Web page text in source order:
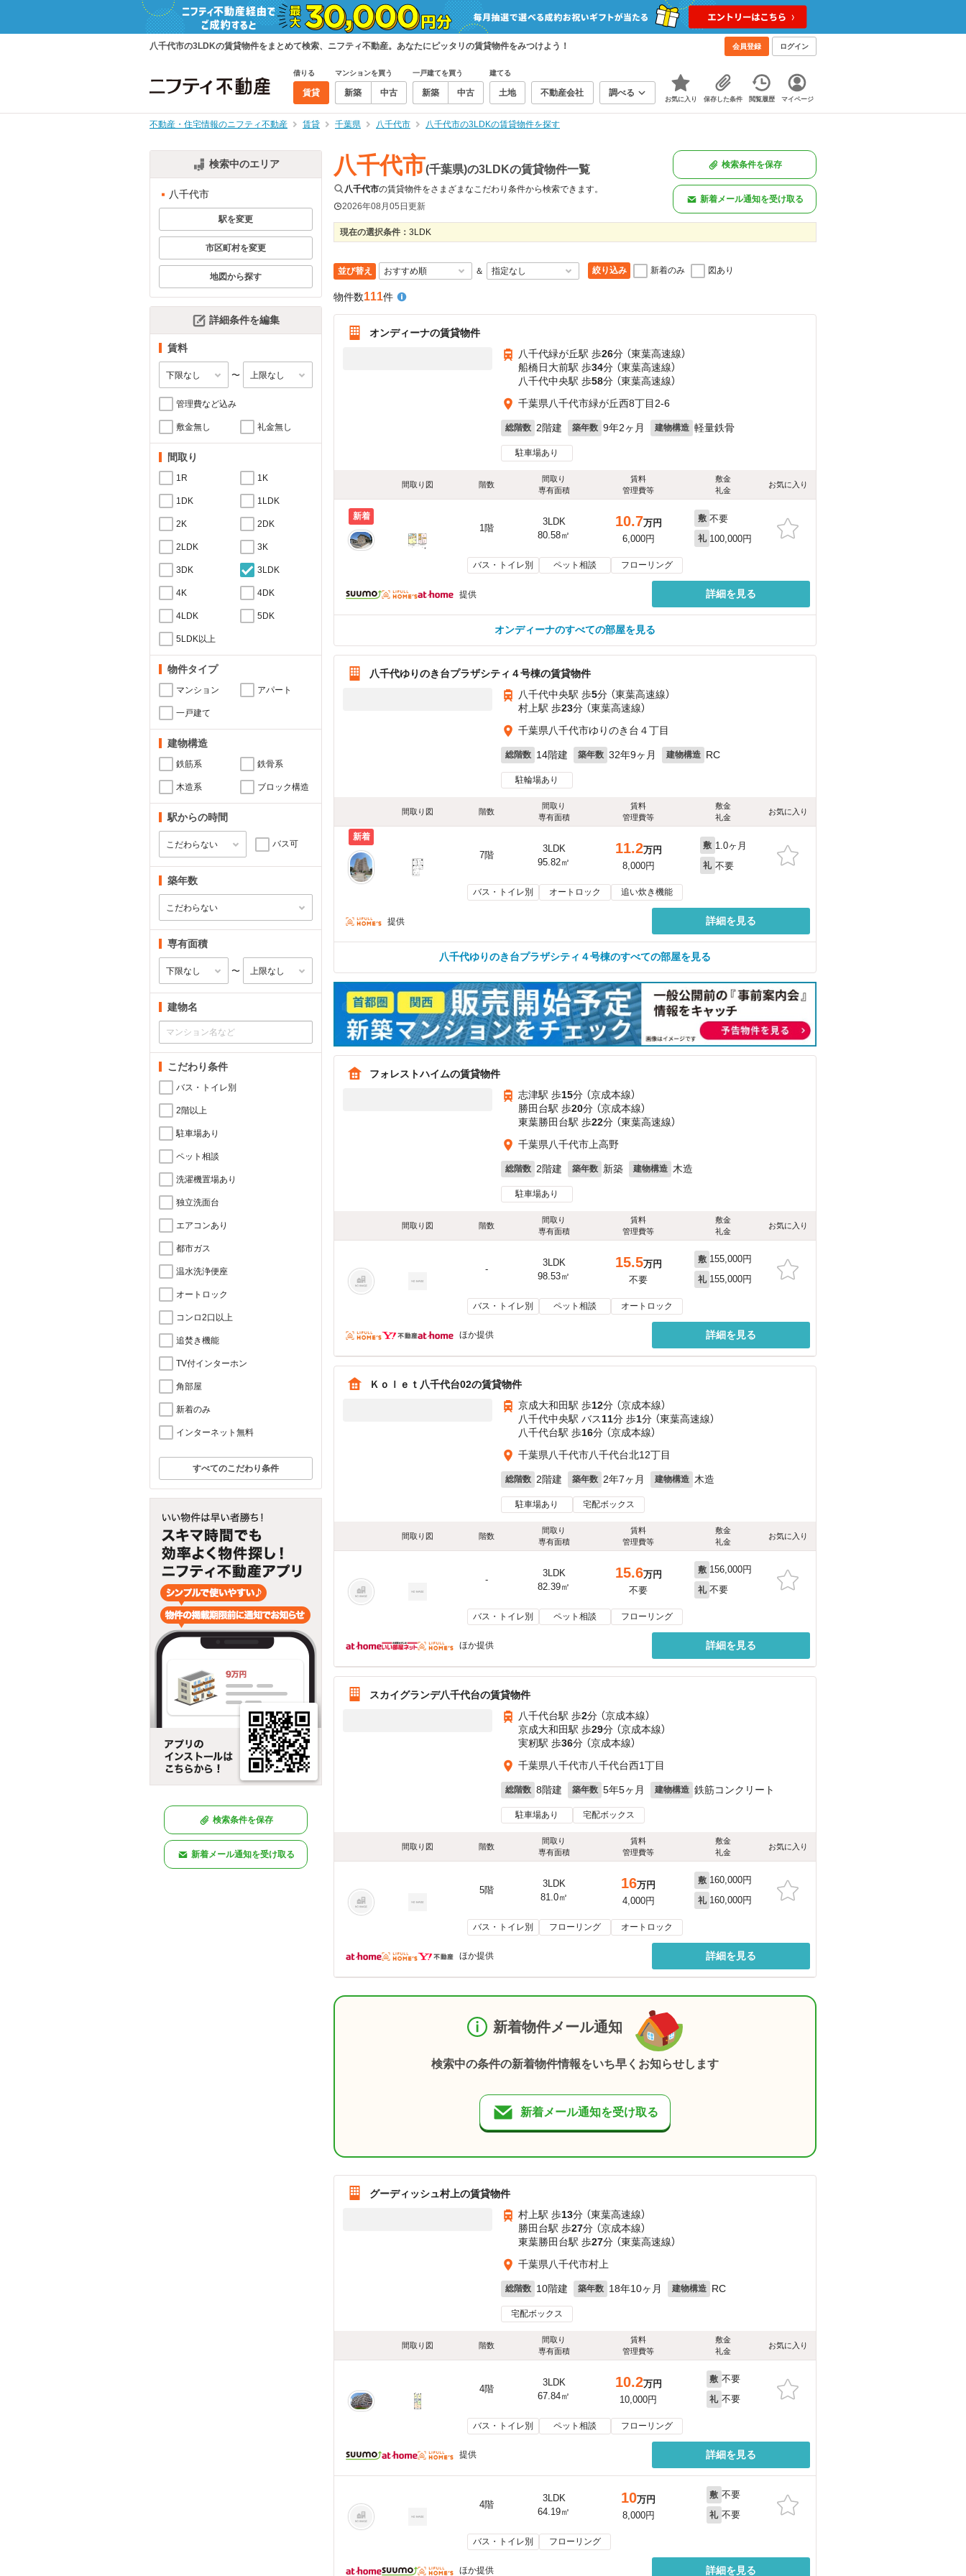
八千代市の3LDKの賃貸物件をまとめて検索、ニフティ不動産。あなたにピッタリの賃貸物件をみつけよう！ 会員登録 ログイン
借りる
賃貸
マンションを買う
新築 中古
一戸建てを買う
新築 中古
建てる
土地 不動産会社 調べる
お気に入り 保存した条件 閲覧履歴 マイページ
不動産・住宅情報のニフティ不動産 賃貸 千葉県 八千代市 八千代市の3LDKの賃貸物件を探す
検索中のエリア
八千代市
駅を変更
市区町村を変更
地図から探す
詳細条件を編集
賃料
〜
管理費など込み
敷金無し 礼金無し
間取り
1R 1K
1DK 1LDK
2K 2DK
2LDK 3K
3DK 3LDK
4K 4DK
4LDK 5DK
5LDK以上
物件タイプ
マンション アパート
一戸建て
建物構造
鉄筋系 鉄骨系
木造系 ブロック構造
駅からの時間
バス可
築年数
専有面積
〜
建物名
こだわり条件
バス・トイレ別
2階以上
駐車場あり
ペット相談
洗濯機置場あり
独立洗面台
エアコンあり
都市ガス
温水洗浄便座
オートロック
コンロ2口以上
追焚き機能
TV付インターホン
角部屋
新着のみ
インターネット無料
すべてのこだわり条件
検索条件を保存
新着メール通知を受け取る
八千代市(千葉県)の3LDKの賃貸物件一覧
八千代市の賃貸物件をさまざまなこだわり条件から検索できます。
2026年08月05日更新
検索条件を保存
新着メール通知を受け取る
現在の選択条件： 3LDK
並び替え ＆ 絞り込み 新着のみ 図あり
物件数111件
オンディーナの賃貸物件
八千代緑が丘駅 歩26分 （東葉高速線）
船橋日大前駅 歩34分 （東葉高速線）
八千代中央駅 歩58分 （東葉高速線）
千葉県八千代市緑が丘西8丁目2-6
総階数 2階建 築年数 9年2ヶ月 建物構造 軽量鉄骨
駐車場あり
間取り図 階数
間取り
専有面積
賃料
管理費等
敷金
礼金
お気に入り
新着
1階
3LDK
80.58㎡
10.7万円
6,000円
敷 不要
礼 100,000円
バス・トイレ別 ペット相談 フローリング
提供 詳細を見る
オンディーナのすべての部屋を見る
八千代ゆりのき台プラザシティ４号棟の賃貸物件
八千代中央駅 歩5分 （東葉高速線）
村上駅 歩23分 （東葉高速線）
千葉県八千代市ゆりのき台４丁目
総階数 14階建 築年数 32年9ヶ月 建物構造 RC
駐輪場あり
間取り図 階数
間取り
専有面積
賃料
管理費等
敷金
礼金
お気に入り
新着
7階
3LDK
95.82㎡
11.2万円
8,000円
敷 1.0ヶ月
礼 不要
バス・トイレ別 オートロック 追い炊き機能
提供 詳細を見る
八千代ゆりのき台プラザシティ４号棟のすべての部屋を見る
フォレストハイムの賃貸物件
志津駅 歩15分 （京成本線）
勝田台駅 歩20分 （京成本線）
東葉勝田台駅 歩22分 （東葉高速線）
千葉県八千代市上高野
総階数 2階建 築年数 新築 建物構造 木造
駐車場あり
間取り図 階数
間取り
専有面積
賃料
管理費等
敷金
礼金
お気に入り
-
3LDK
98.53㎡
15.5万円
不要
敷 155,000円
礼 155,000円
バス・トイレ別 ペット相談 オートロック
ほか提供 詳細を見る
Ｋｏｌｅｔ八千代台02の賃貸物件
京成大和田駅 歩12分 （京成本線）
八千代中央駅 バス11分 歩1分 （東葉高速線）
八千代台駅 歩16分 （京成本線）
千葉県八千代市八千代台北12丁目
総階数 2階建 築年数 2年7ヶ月 建物構造 木造
駐車場あり 宅配ボックス
間取り図 階数
間取り
専有面積
賃料
管理費等
敷金
礼金
お気に入り
-
3LDK
82.39㎡
15.6万円
不要
敷 156,000円
礼 不要
バス・トイレ別 ペット相談 フローリング
ほか提供 詳細を見る
スカイグランデ八千代台の賃貸物件
八千代台駅 歩2分 （京成本線）
京成大和田駅 歩29分 （京成本線）
実籾駅 歩36分 （京成本線）
千葉県八千代市八千代台西1丁目
総階数 8階建 築年数 5年5ヶ月 建物構造 鉄筋コンクリート
駐車場あり 宅配ボックス
間取り図 階数
間取り
専有面積
賃料
管理費等
敷金
礼金
お気に入り
5階
3LDK
81.0㎡
16万円
4,000円
敷 160,000円
礼 160,000円
バス・トイレ別 フローリング オートロック
ほか提供 詳細を見る
新着物件メール通知
検索中の条件の新着物件情報をいち早くお知らせします
新着メール通知を受け取る
グーディッシュ村上の賃貸物件
村上駅 歩13分 （東葉高速線）
勝田台駅 歩27分 （京成本線）
東葉勝田台駅 歩27分 （東葉高速線）
千葉県八千代市村上
総階数 10階建 築年数 18年10ヶ月 建物構造 RC
宅配ボックス
間取り図 階数
間取り
専有面積
賃料
管理費等
敷金
礼金
お気に入り
4階
3LDK
67.84㎡
10.2万円
10,000円
敷 不要
礼 不要
バス・トイレ別 ペット相談 フローリング
提供 詳細を見る
4階
3LDK
64.19㎡
10万円
8,000円
敷 不要
礼 不要
バス・トイレ別 フローリング
ほか提供 詳細を見る